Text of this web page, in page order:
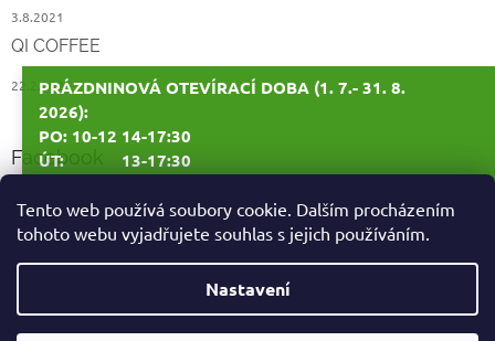
Tento web používá soubory cookie. Dalším procházením
tohoto webu vyjadřujete souhlas s jejich používáním.
Nastavení
PRÁZDNINOVÁ OTEVÍRACÍ DOBA (1. 7.- 31. 8.
2026):
PO: 10-12 14-17:30
ÚT: 13-17:30
ČT: ZAVŘENO
PÁ: ZAVŘENO
15. - 22. 8. 2026: ZAVŘENO
3.8.2021
QI COFFEE
22.2.2021
Facebook